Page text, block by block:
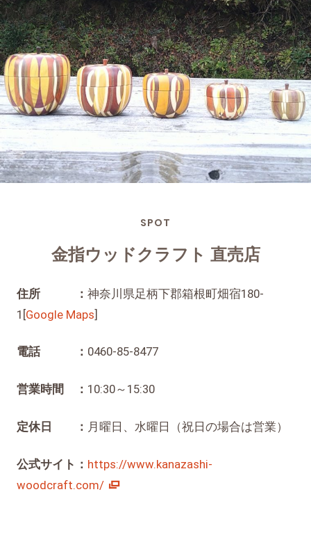
SPOT
金指ウッドクラフト 直売店
住所 ： 神奈川県足柄下郡箱根町畑宿180-
1[Google Maps]
電話 ： 0460-85-8477
営業時間 ： 10:30～15:30
定休日 ： 月曜日、水曜日（祝日の場合は営業）
公式サイト： https://www.kanazashi-
woodcraft.com/